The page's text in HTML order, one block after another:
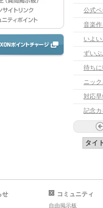
公式ペ
音楽作
いよい
ずいぶ
待ち
ニッ
対応
記念カ
せ コミュニティ
自由掲示板